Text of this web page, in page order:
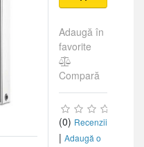
Adaugă în
favorite
Compară
(0) Recenzii
| Adaugă o